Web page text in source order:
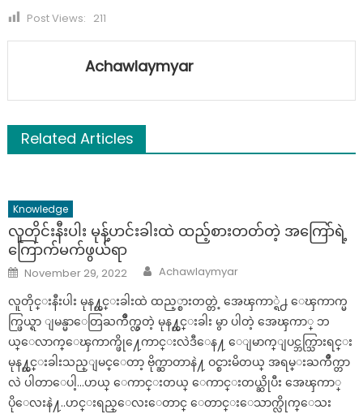
Post Views: 211
Achawlaymyar
Related Articles
Knowledge
လူတိုင်းနီးပါး မုန့်ဟင်းခါးထဲ ထည့်စားတတ်တဲ့ အကြော်ရဲ့
ကြောက်မက်ဖွယ်ရာ
Posted
on
November 29, 2022 Author
Achawlaymyar
လူတိုင္းနီးပါး မုန႔္ဟင္းခါးထဲ ထည့္စားတတ္တဲ့ အေၾကာ္ရဲ႕ ေၾကာက္မ
က္ဖြယ္ရာ ျမန္မာေတြႀကိဳက္လွတဲ့ မုန႔္ဟင္းခါး မွာ ပါတဲ့ အေၾကာ္ ဘ
ယ္ေလာက္ေၾကာက္ဖို႔ေကာင္းလဲဒီေန႔ ေျမာက္ျပင္ဘက္သြားရင္း
မုန႔္ဟင္းခါးသည္ျမင္ေတာ့ ဗိုက္ဆာတာနဲ႔ ဝင္စားမိတယ္ အရမ္းႀကိဳက္တာ
လဲ ပါတာေပါ့…ဟယ္ ေကာင္းတယ္ ေကာင္းတယ္ဆိုပီး အေၾကာ္
ပိုေလးနဲ႔..ဟင္းရည္ေလးေတာင္ ေတာင္းေသာက္လိုက္ေသး